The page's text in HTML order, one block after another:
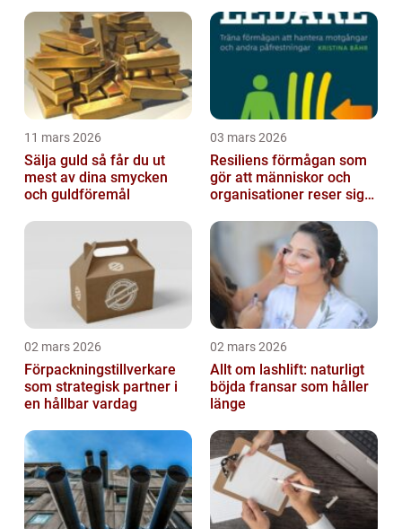
11 mars 2026
Sälja guld så får du ut
mest av dina smycken
och guldföremål
03 mars 2026
Resiliens förmågan som
gör att människor och
organisationer reser sig
02 mars 2026
Förpackningstillverkare
som strategisk partner i
en hållbar vardag
02 mars 2026
Allt om lashlift: naturligt
böjda fransar som håller
länge